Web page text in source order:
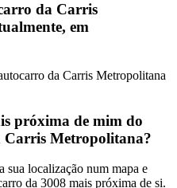
da Carris
em
da Carris Metropolitana
próxima de mim do
Carris Metropolitana?
sua localização num mapa e
da 3008 mais próxima de si.